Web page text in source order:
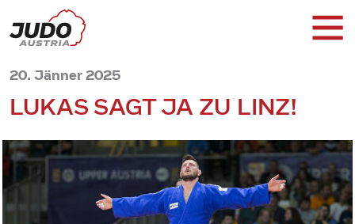
20. Jänner 2025
LUKAS SAGT JA ZU LINZ!